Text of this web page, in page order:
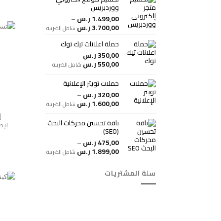
ووردبريس
1.499,00ر.س–
3.700,00ر.سنطاق
السعر:
من
خلال
شامل الضريبة
حملة اعلانات تيك توك
350,00ر.س–
550,00ر.سنطاق
السعر:
من
خلال
شامل الضريبة
حملات تويتر الإعلانية
320,00ر.س–
1.600,00ر.سنطاق
السعر:
من
شامل الضريبة
باقة تحسين محركات البحث
(SEO)
475,00ر.س–
1.899,00ر.سنطاق
السعر:
شامل الضريبة
سلة المشتريات